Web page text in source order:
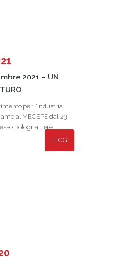
2021 – UN
per l’industria
al MECSPE dal 23
BolognaFiere.
LEGGI